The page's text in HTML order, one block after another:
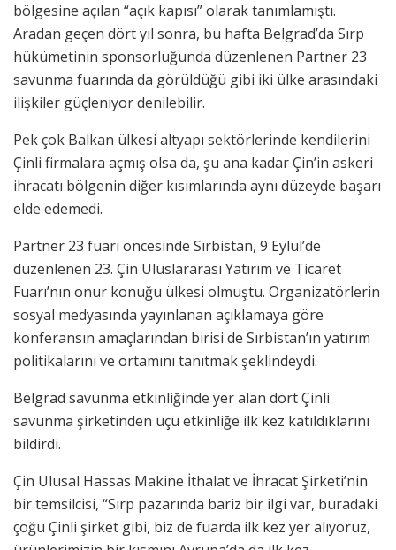
bölgesine açılan “açık kapısı” olarak tanımlamıştı.
Aradan geçen dört yıl sonra, bu hafta Belgrad’da Sırp
hükümetinin sponsorluğunda düzenlenen Partner 23
savunma fuarında da görüldüğü gibi iki ülke arasındaki
ilişkiler güçleniyor denilebilir.
Pek çok Balkan ülkesi altyapı sektörlerinde kendilerini
Çinli firmalara açmış olsa da, şu ana kadar Çin’in askeri
ihracatı bölgenin diğer kısımlarında aynı düzeyde başarı
elde edemedi.
Partner 23 fuarı öncesinde Sırbistan, 9 Eylül’de
düzenlenen 23. Çin Uluslararası Yatırım ve Ticaret
Fuarı’nın onur konuğu ülkesi olmuştu. Organizatörlerin
sosyal medyasında yayınlanan açıklamaya göre
konferansın amaçlarından birisi de Sırbistan’ın yatırım
politikalarını ve ortamını tanıtmak şeklindeydi.
Belgrad savunma etkinliğinde yer alan dört Çinli
savunma şirketinden üçü etkinliğe ilk kez katıldıklarını
bildirdi.
Çin Ulusal Hassas Makine İthalat ve İhracat Şirketi’nin
bir temsilcisi, “Sırp pazarında bariz bir ilgi var, buradaki
çoğu Çinli şirket gibi, biz de fuarda ilk kez yer alıyoruz,